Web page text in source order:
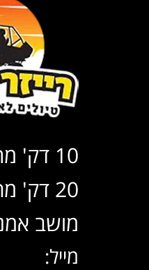
10 דק' מראש פינה
20 דק' מהעיר טבריה
מושב
מייל: